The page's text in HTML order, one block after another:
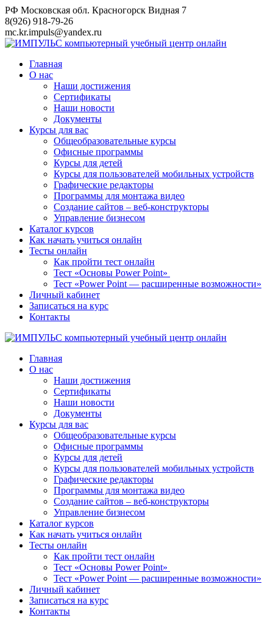
Перейти
к
контенту
РФ Московская обл. Красногорск Видная 7
8(926) 918-79-26
mc.kr.impuls@yandex.ru
Главная
О нас
Наши достижения
Сертификаты
Наши новости
Документы
Курсы для вас
Общеобразовательные курсы
Офисные программы
Курсы для детей
Курсы для пользователей мобильных устройств
Графические редакторы
Программы для монтажа видео
Создание сайтов – веб-конструкторы
Управление бизнесом
Каталог курсов
Как начать учиться онлайн
Тесты онлайн
Как пройти тест онлайн
Тест «Основы Power Point»
Тест «Power Point — расширенные возможности»
Личный кабинет
Записаться на курс
Контакты
Главная
О нас
Наши достижения
Сертификаты
Наши новости
Документы
Курсы для вас
Общеобразовательные курсы
Офисные программы
Курсы для детей
Курсы для пользователей мобильных устройств
Графические редакторы
Программы для монтажа видео
Создание сайтов – веб-конструкторы
Управление бизнесом
Каталог курсов
Как начать учиться онлайн
Тесты онлайн
Как пройти тест онлайн
Тест «Основы Power Point»
Тест «Power Point — расширенные возможности»
Личный кабинет
Записаться на курс
Контакты